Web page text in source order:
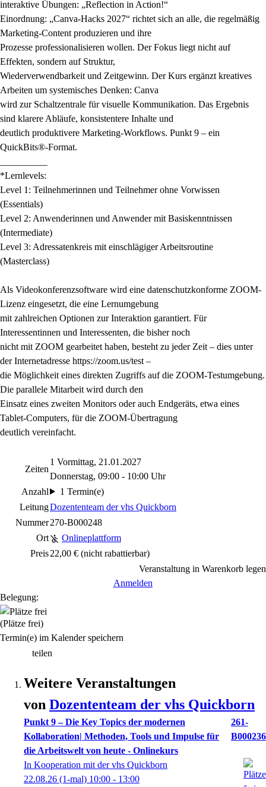
interaktive Übungen: „Reflection in Action!“
Einordnung: „Canva-Hacks 2027“ richtet sich an alle, die regelmäßig
Marketing-Content produzieren und ihre
Prozesse professionalisieren wollen. Der Fokus liegt nicht auf
Effekten, sondern auf Struktur,
Wiederverwendbarkeit und Zeitgewinn. Der Kurs ergänzt kreatives
Arbeiten um systemisches Denken: Canva
wird zur Schaltzentrale für visuelle Kommunikation. Das Ergebnis
sind klarere Abläufe, konsistentere Inhalte und
deutlich produktivere Marketing-Workflows. Punkt 9 – ein
QuickBits®-Format.
*Lernlevels:
Level 1: Teilnehmerinnen und Teilnehmer ohne Vorwissen
(Essentials)
Level 2: Anwenderinnen und Anwender mit Basiskenntnissen
(Intermediate)
Level 3: Adressatenkreis mit einschlägiger Arbeitsroutine
(Masterclass)
Als Videokonferenzsoftware wird eine datenschutzkonforme ZOOM-
Lizenz eingesetzt, die eine Lernumgebung
mit zahlreichen Optionen zur Interaktion garantiert. Für
Interessentinnen und Interessenten, die bisher noch
nicht mit ZOOM gearbeitet haben, besteht zu jeder Zeit – dies unter
der Internetadresse https://zoom.us/test –
die Möglichkeit eines direkten Zugriffs auf die ZOOM-Testumgebung.
Die parallele Mitarbeit wird durch den
Einsatz eines zweiten Monitors oder auch Endgeräts, etwa eines
Tablet-Computers, für die ZOOM-Übertragung
deutlich vereinfacht.
Zeiten
1 Vormittag, 21.01.2027
Donnerstag, 09:00 - 10:00 Uhr
Anzahl
1 Termin(e)
LeitungDozententeam der vhs Quickborn
Nummer270-B000248
Ort
Onlineplattform
Preis22,00 € (nicht rabattierbar)
Veranstaltung in Warenkorb legen
Anmelden
Belegung:
(Plätze frei)
Termin(e) im Kalender speichern
teilen
Weitere Veranstaltungen
von Dozententeam der vhs Quickborn
Punkt 9 – Die Key Topics der modernen
Kollaboration| Methoden, Tools und Impulse für
die Arbeitswelt von heute - Onlinekurs
261-
B000236
In Kooperation mit der vhs Quickborn
22.08.26 (1-mal) 10:00 - 13:00